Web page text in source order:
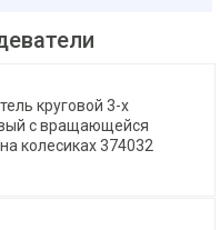
круговой 3-х
с вращающейся
колесиках 374032